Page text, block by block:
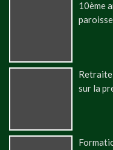
10ème
sur la